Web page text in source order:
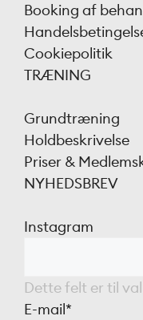
Booking af
Cookiepolitik
TRÆNING
Grundtræning
Holdbeskrivelse
Priser &
NYHEDSBREV
Instagram
Dette felt er til
E-mail*